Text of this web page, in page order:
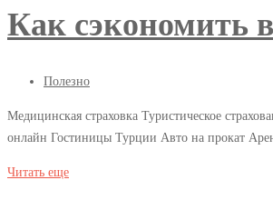
Как сэкономить
06.04.2018
Полезно
Как
сэкономить
Медицинская страховка Туристическое
онлайн Гостиницы Турции Авто на прокат
Читать ещевозможно